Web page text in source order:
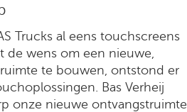
Trucks al eens touchscreens
de wens om een nieuwe,
te bouwen, ontstond er
Bas Verheij
onze nieuwe ontvangstruimte